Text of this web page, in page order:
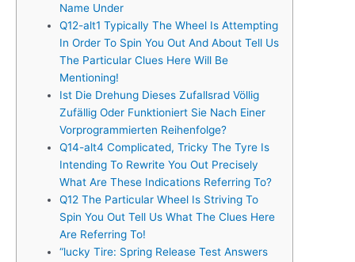
Name Under
Q12-alt1 Typically The Wheel Is Attempting
In Order To Spin You Out And About Tell Us
The Particular Clues Here Will Be
Mentioning!
Ist Die Drehung Dieses Zufallsrad Völlig
Zufällig Oder Funktioniert Sie Nach Einer
Vorprogrammierten Reihenfolge?
Q14-alt4 Complicated, Tricky The Tyre Is
Intending To Rewrite You Out Precisely
What Are These Indications Referring To?
Q12 The Particular Wheel Is Striving To
Spin You Out Tell Us What The Clues Here
Are Referring To!
“lucky Tire: Spring Release Test Answers